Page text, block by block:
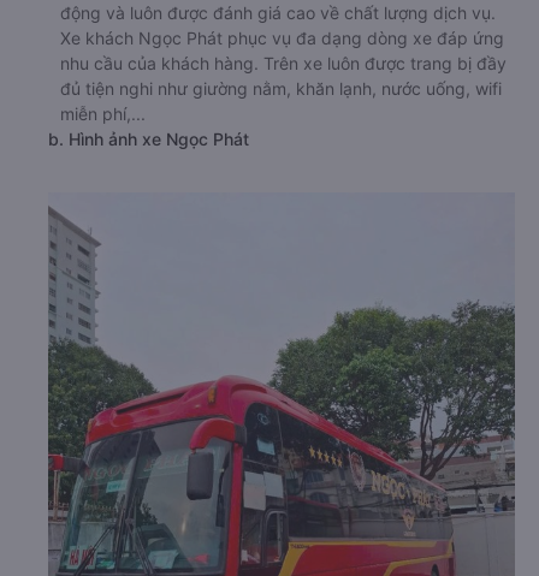
động và luôn được đánh giá cao về chất lượng dịch vụ.
Xe khách Ngọc Phát phục vụ đa dạng dòng xe đáp ứng
nhu cầu của khách hàng. Trên xe luôn được trang bị đầy
đủ tiện nghi như giường nằm, khăn lạnh, nước uống, wifi
miễn phí,...
b. Hình ảnh xe Ngọc Phát